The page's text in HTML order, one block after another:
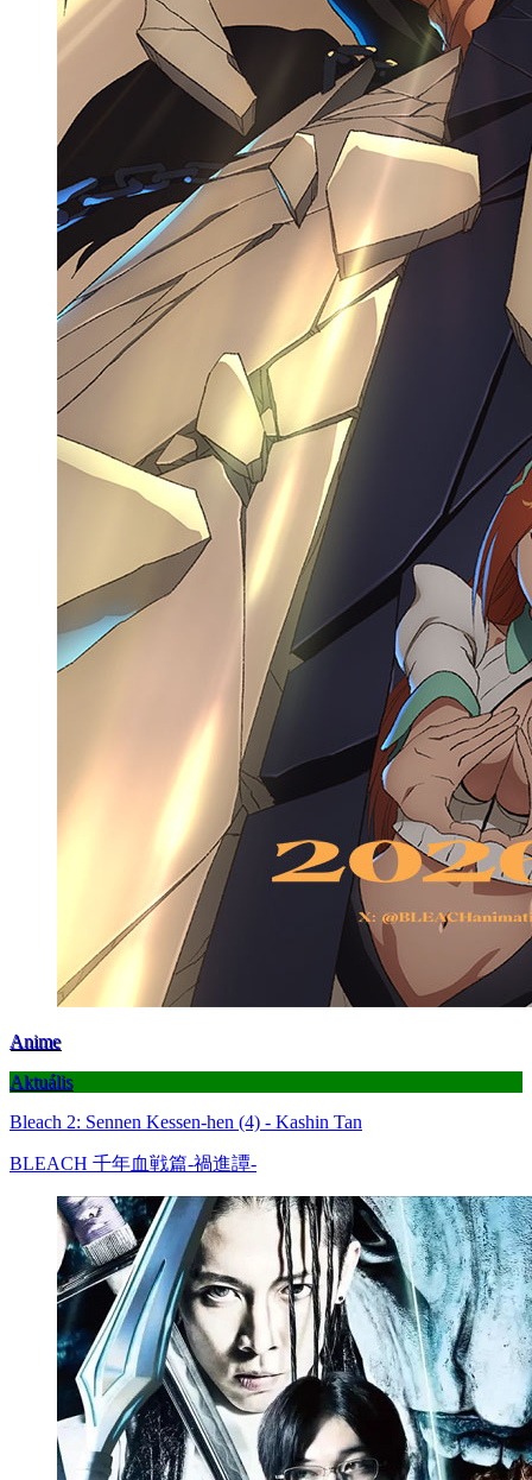
Anime
Aktuális
Bleach 2: Sennen Kessen-hen (4) - Kashin Tan
BLEACH 千年血戦篇-禍進譚-